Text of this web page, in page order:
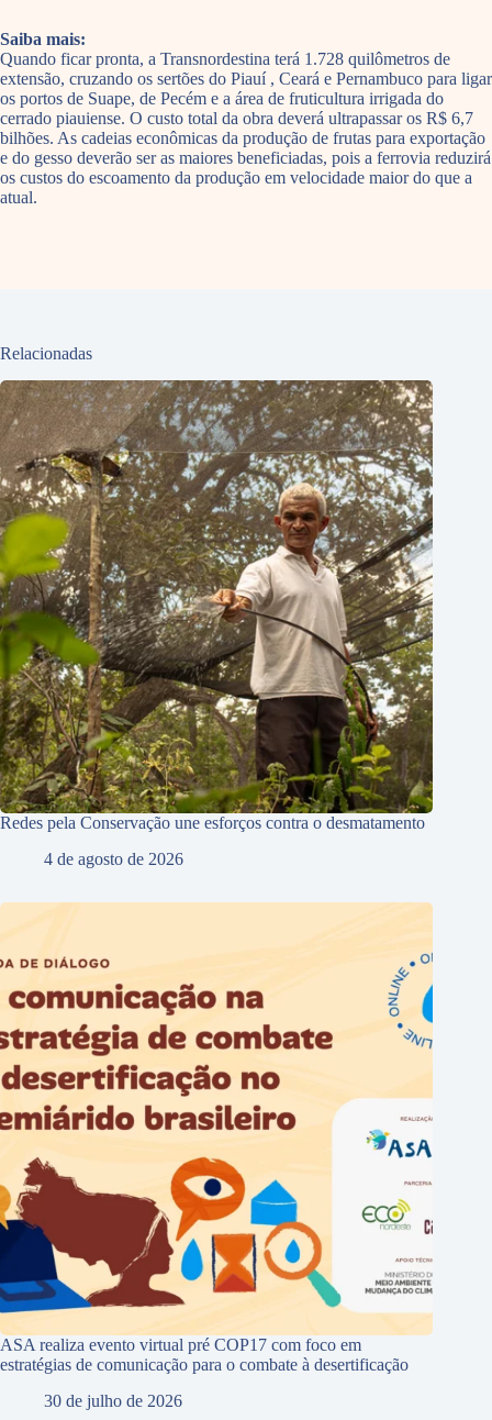
Saiba mais:
Quando ficar pronta, a Transnordestina terá 1.728 quilômetros de
extensão, cruzando os sertões do Piauí , Ceará e Pernambuco para ligar
os portos de Suape, de Pecém e a área de fruticultura irrigada do
cerrado piauiense. O custo total da obra deverá ultrapassar os R$ 6,7
bilhões. As cadeias econômicas da produção de frutas para exportação
e do gesso deverão ser as maiores beneficiadas, pois a ferrovia reduzirá
os custos do escoamento da produção em velocidade maior do que a
atual.
Relacionadas
Redes pela Conservação une esforços contra o desmatamento
4 de agosto de 2026
ASA realiza evento virtual pré COP17 com foco em
estratégias de comunicação para o combate à desertificação
30 de julho de 2026